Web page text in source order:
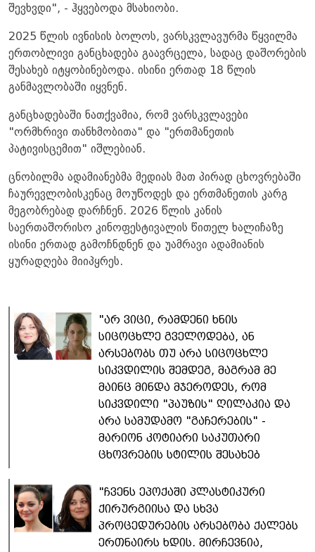
შევხვდი", - ჰყვებოდა მსახიობი.
2025 წლის ივნისის ბოლოს, ვარსკვლავურმა წყვილმა
ერთობლივი განცხადება გაავრცელა, სადაც დაშორების
შესახებ იტყობინებოდა. ისინი ერთად 18 წლის
განმავლობაში იყვნენ.
განცხადებაში ნათქვამია, რომ ვარსკვლავები
"ორმხრივი თანხმობითა" და "ერთმანეთის
პატივისცემით" იშლებიან.
ცნობილმა ადამიანებმა მედიას მათ პირად ცხოვრებაში
ჩაურევლობისკენაც მოუწოდეს და ერთმანეთის კარგ
მეგობრებად დარჩნენ. 2026 წლის კანის
საერთაშორისო კინოფესტივალის წითელ ხალიჩაზე
ისინი ერთად გამოჩნდნენ და უამრავი ადამიანის
ყურადღება მიიპყრეს.
"არ ვიცი, რამდენი ხნის
სიცოცხლე გველოდება, ან
არსებობს თუ არა სიცოცხლე
სიკვდილის შემდეგ, მაგრამ მე
მაინც მინდა მჯეროდეს, რომ
სიკვდილი "პაუზის" ღილაკია და
არა სამუდამო "გაჩერების" -
მარიონ კოტიარი საკუთარი
ცხოვრების სტილის შესახებ
"ჩვენს ეპოქაში პლასტიკური
ქირურგიისა და სხვა
პროცედურების არსებობა ქალებს
ერთნაირს ხდის. მირჩევნია,